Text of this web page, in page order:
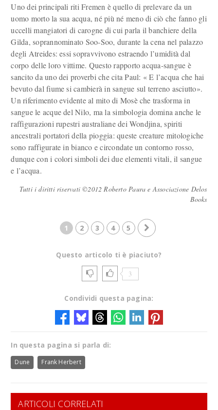
Uno dei principali riti Fremen è quello di prelevare da un
uomo morto la sua acqua, né più né meno di ciò che fanno gli
uccelli mangiatori di carogne di cui parla il banchiere della
Gilda, soprannominato Soo-Soo, durante la cena nel palazzo
degli Atreides: essi sopravvivono estraendo l’umidità dal
corpo delle loro vittime. Questo rapporto acqua-sangue è
sancito da uno dei proverbi che cita Paul: « E l’acqua che hai
bevuto dal fiume si cambierà in sangue sul terreno asciutto».
Un riferimento evidente al mito di Mosè che trasforma in
sangue le acque del Nilo, ma la simbologia domina anche le
raffigurazioni rupestri australiane dei Wondjina, spiriti
ancestrali portatori della pioggia: queste creature mitologiche
sono raffigurate in bianco e circondate un contorno rosso,
dunque con i colori simboli dei due elementi vitali, il sangue
e l’acqua.
Tutti i diritti riservati ©2012 Roberto Paura e Associazione Delos
Books
1 2 3 4 5
Questo articolo ti è piaciuto?
3
Condividi questa pagina:
In questa pagina si parla di:
Dune Frank Herbert
ARTICOLI CORRELATI